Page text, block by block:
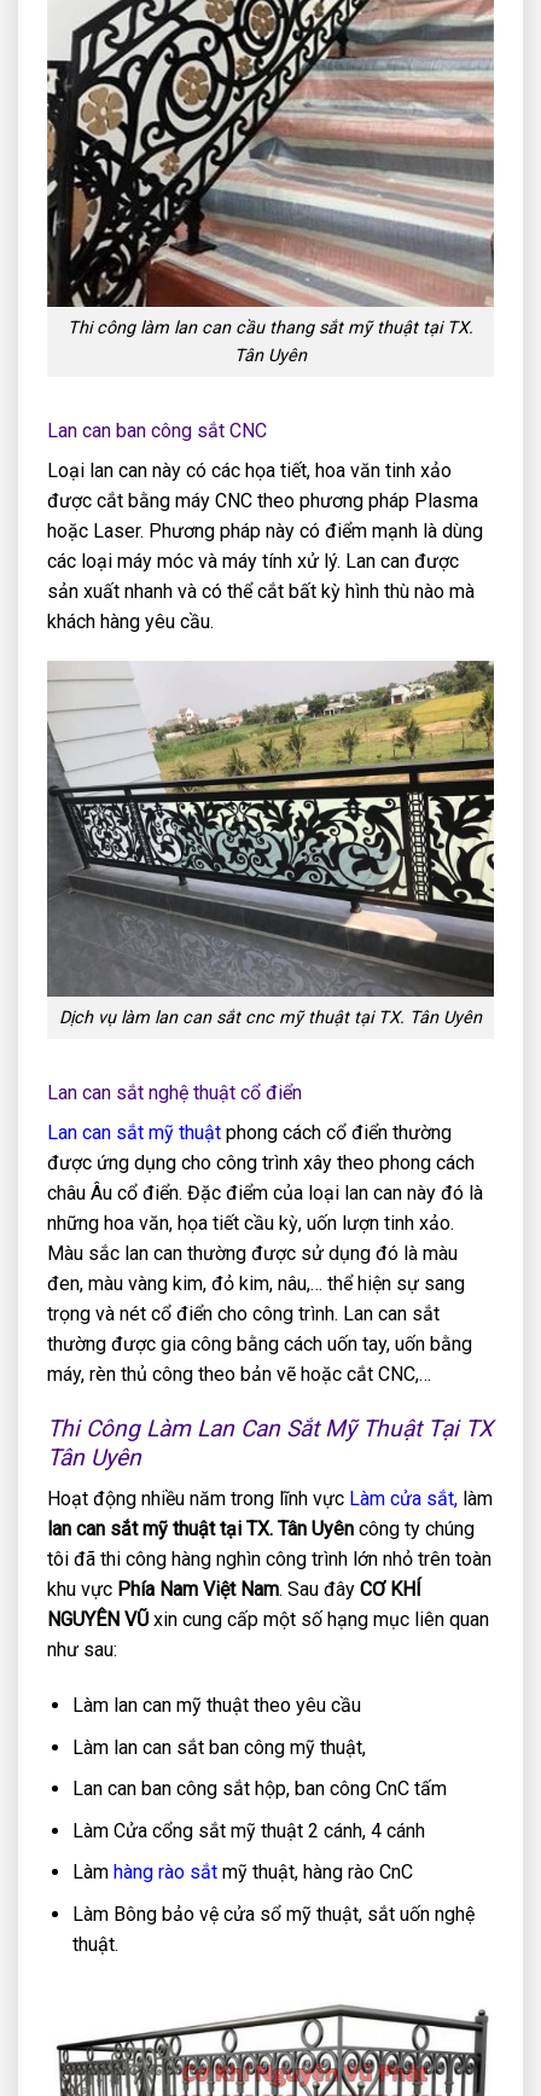
Thi công làm lan can cầu thang sắt mỹ thuật tại TX.
Tân Uyên
Lan can ban công sắt CNC
Loại lan can này có các họa tiết, hoa văn tinh xảo
được cắt bằng máy CNC theo phương pháp Plasma
hoặc Laser. Phương pháp này có điểm mạnh là dùng
các loại máy móc và máy tính xử lý. Lan can được
sản xuất nhanh và có thể cắt bất kỳ hình thù nào mà
khách hàng yêu cầu.
Dịch vụ làm lan can sắt cnc mỹ thuật tại TX. Tân Uyên
Lan can sắt nghệ thuật cổ điển
Lan can sắt mỹ thuật phong cách cổ điển thường
được ứng dụng cho công trình xây theo phong cách
châu Âu cổ điển. Đặc điểm của loại lan can này đó là
những hoa văn, họa tiết cầu kỳ, uốn lượn tinh xảo.
Màu sắc lan can thường được sử dụng đó là màu
đen, màu vàng kim, đỏ kim, nâu,… thể hiện sự sang
trọng và nét cổ điển cho công trình. Lan can sắt
thường được gia công bằng cách uốn tay, uốn bằng
máy, rèn thủ công theo bản vẽ hoặc cắt CNC,…
Thi Công Làm Lan Can Sắt Mỹ Thuật Tại TX
Tân Uyên
Hoạt động nhiều năm trong lĩnh vực Làm cửa sắt, làm
lan can sắt mỹ thuật tại TX. Tân Uyên công ty chúng
tôi đã thi công hàng nghìn công trình lớn nhỏ trên toàn
khu vực Phía Nam Việt Nam. Sau đây CƠ KHÍ
NGUYÊN VŨ xin cung cấp một số hạng mục liên quan
như sau:
Làm lan can mỹ thuật theo yêu cầu
Làm lan can sắt ban công mỹ thuật,
Lan can ban công sắt hộp, ban công CnC tấm
Làm Cửa cổng sắt mỹ thuật 2 cánh, 4 cánh
Làm hàng rào sắtmỹ thuật, hàng rào CnC
Làm Bông bảo vệ cửa sổ mỹ thuật, sắt uốn nghệ
thuật.